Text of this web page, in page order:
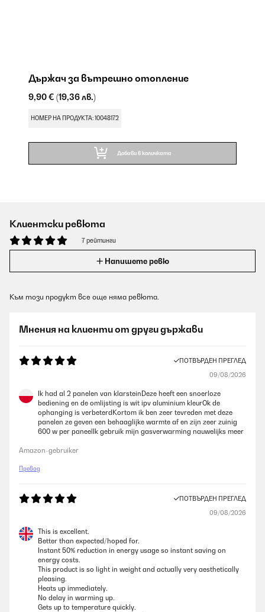
Държач за вътрешно отопление
9,90 € (19,36 лв.)
НОМЕР НА ПРОДУКТА: 10048172
Добави в количката
Клиентски ревюта
7 рейтинги
Напишете ревю
Към този продукт все още няма ревюта.
Мнения на клиенти от други държави
ПОТВЪРДЕН ПРЕГЛЕД
09/08/2026
Ik had al 2 panelen van klarsteinDeze heeft een snoerloze
bediening en de omlijsting is wit ipv aluminium kleurOk de
ophanging is verbeterdKortom ik ben zeer tevreden met deze
panelen ze geven een behaaglijke warmte af en zijn zeer zuinig
600 w per paneelIk gebruik mijn gasverwarming nauwelijks meer
Amazon-gebruiker
Превод
ПОТВЪРДЕН ПРЕГЛЕД
09/08/2026
This is excellent.
Better than expected/hoped for.
Instant 50% reduction in energy usage so instant saving on
energy costs.
This product is so light in weight and actually very aesthetically
pleasing.
Heats up immediately.
No delay in warming up.
Gets up to temperature quickly.